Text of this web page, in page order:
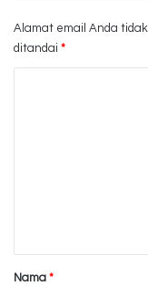
Alamat email Anda
ditandai *
rNama *